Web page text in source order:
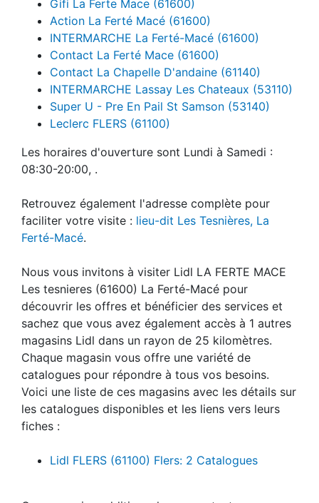
Gifi La Ferte Mace (61600)
Action La Ferté Macé (61600)
INTERMARCHE La Ferté-Macé (61600)
Contact La Ferté Mace (61600)
Contact La Chapelle D'andaine (61140)
INTERMARCHE Lassay Les Chateaux (53110)
Super U - Pre En Pail St Samson (53140)
Leclerc FLERS (61100)
Les horaires d'ouverture sont Lundi à Samedi :
08:30-20:00, .
Retrouvez également l'adresse complète pour
faciliter votre visite : lieu-dit Les Tesnières, La
Ferté-Macé.
Nous vous invitons à visiter Lidl LA FERTE MACE
Les tesnieres (61600) La Ferté-Macé pour
découvrir les offres et bénéficier des services et
sachez que vous avez également accès à 1 autres
magasins Lidl dans un rayon de 25 kilomètres.
Chaque magasin vous offre une variété de
catalogues pour répondre à tous vos besoins.
Voici une liste de ces magasins avec les détails sur
les catalogues disponibles et les liens vers leurs
fiches :
Lidl FLERS (61100) Flers: 2 Catalogues